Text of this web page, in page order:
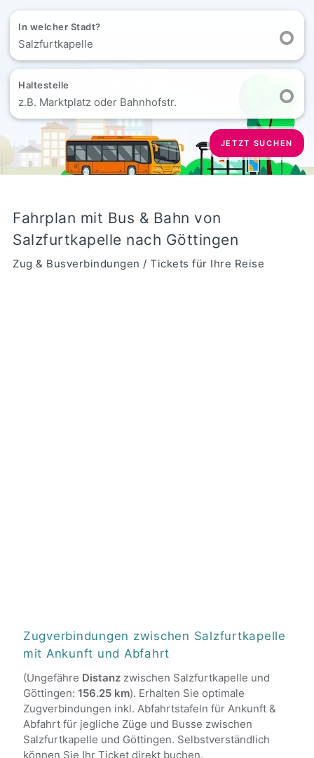
In welcher Stadt?
Salzfurtkapelle
Haltestelle
z.B. Marktplatz oder Bahnhofstr.
JETZT SUCHEN
Fahrplan mit Bus & Bahn von
Salzfurtkapelle nach Göttingen
Zug & Busverbindungen / Tickets für Ihre Reise
Zugverbindungen zwischen Salzfurtkapelle
mit Ankunft und Abfahrt
(Ungefähre Distanzzwischen Salzfurtkapelle und
Göttingen: 156.25 km). Erhalten Sie optimale
Zugverbindungen inkl. Abfahrtstafeln für Ankunft &
Abfahrt für jegliche Züge und Busse zwischen
Salzfurtkapelle und Göttingen. Selbstverständlich
können Sie Ihr Ticket direkt buchen.